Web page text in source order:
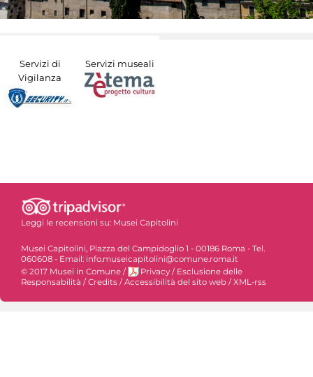
Servizi di
Vigilanza
Servizi museali
Leggi le recensioni su: Musei Capitolini
Musei Capitolini, Piazza del Campidoglio 1 - 00186 Roma - Tel.
060608 - Email: info.museicapitolini@comune.roma.it
© 2017 Musei in Comune / Privacy / Esclusione delle
Responsabilità / Credits / Accessibilità del sito web / XML-rss